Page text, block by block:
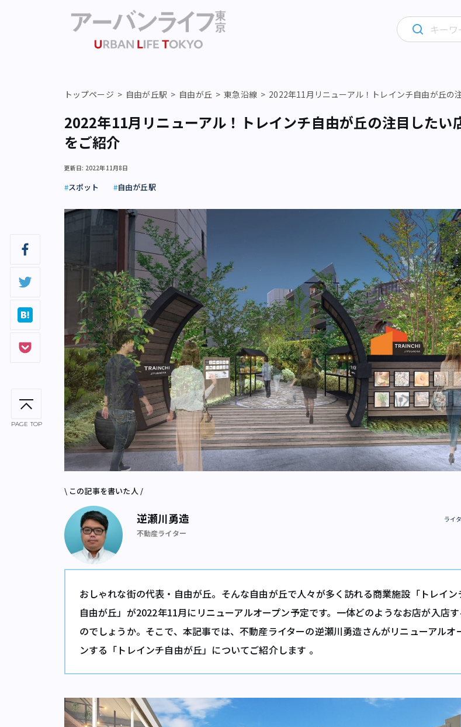
PAGE TOP
トップページ 自由が丘駅 自由が丘 東急沿線 2022年11月リニューアル！トレインチ自由が丘の
2022年11月リニューアル！トレインチ自由が丘の注目したい
をご紹介
更新日: 2022年11月8日
スポット 自由が丘駅
\ この記事を書いた人 /
逆瀬川勇造
不動産ライター
ライ
おしゃれな街の代表・自由が丘。そんな自由が丘で人々が多く訪れる商業施設「トレイン
自由が丘」が2022年11月にリニューアルオープン予定です。一体どのようなお店が入店す
のでしょうか。そこで、本記事では、不動産ライターの逆瀬川勇造さんがリニューアルオ
ンする「トレインチ自由が丘」についてご紹介します 。